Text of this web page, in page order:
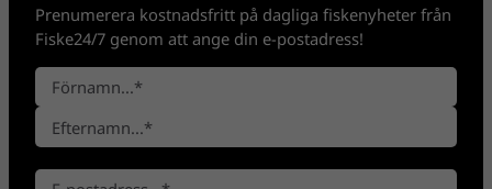
Prenumerera kostnadsfritt på dagliga fiskenyheter från
Fiske24/7 genom att ange din e-postadress!
N
a
n
*
F
ö
r
E